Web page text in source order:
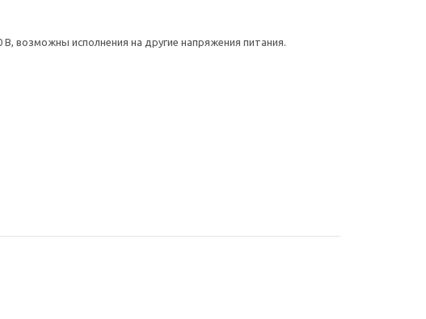
возможны исполнения на другие напряжения питания.